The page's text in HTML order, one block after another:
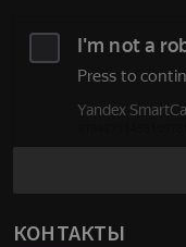
КОНТАКТЫ